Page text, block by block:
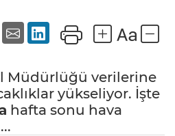
Müdürlüğü verilerine
yükseliyor. İşte
hafta sonu hava